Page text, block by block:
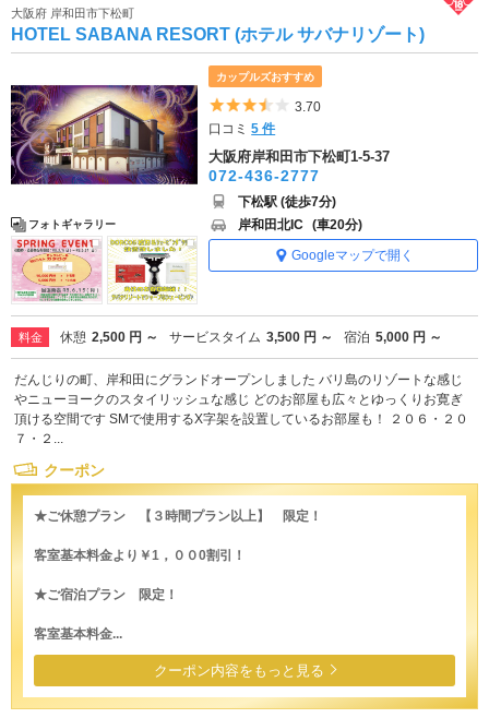
大阪府 岸和田市下松町
HOTEL SABANA RESORT (ホテル サバナリゾート)
フォトギャラリー
カップルズおすすめ
5つ星のうち3.5
3.70
口コミ5 件
大阪府岸和田市下松町1-5-37
072-436-2777
下松駅 (徒歩7分)
岸和田北IC (車20分)
Googleマップで開く
料金 休憩 2,500 円 ～ サービスタイム 3,500 円 ～ 宿泊 5,000 円 ～
だんじりの町、岸和田にグランドオープンしました バリ島のリゾートな感じ
やニューヨークのスタイリッシュな感じ どのお部屋も広々とゆっくりお寛ぎ
頂ける空間です SMで使用するX字架を設置しているお部屋も！ ２０６・２０
７・２...
クーポン
★ご休憩プラン 【３時間プラン以上】 限定！
客室基本料金より￥1，００0割引！
★ご宿泊プラン 限定！
客室基本料金...
クーポン内容をもっと見る